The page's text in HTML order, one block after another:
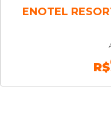
ENOTEL
R$